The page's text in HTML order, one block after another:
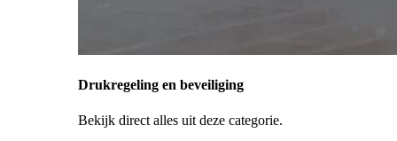
Drukregeling en beveiliging
Bekijk direct alles uit deze categorie.